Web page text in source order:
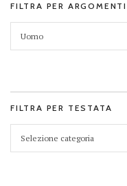
FILTRA PER ARGOMENTI
FILTRA PER TESTATA